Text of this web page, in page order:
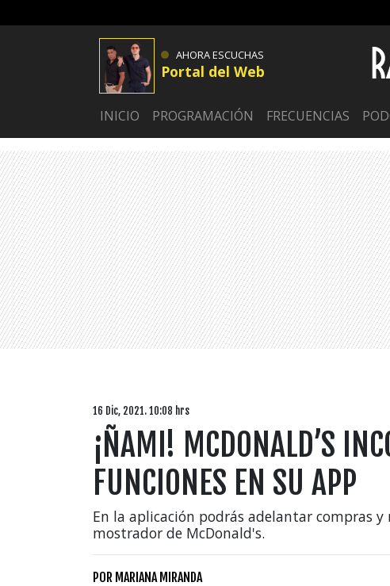
AHORA ESCUCHAS
Portal del Web
INICIO PROGRAMACIÓN FRECUENCIAS
16 Dic, 2021. 10:08 hrs
¡ÑAMI! MCDONALD’S
FUNCIONES EN SU APP
En la aplicación podrás adelantar compras
mostrador de McDonald's.
POR MARIANA MIRANDA